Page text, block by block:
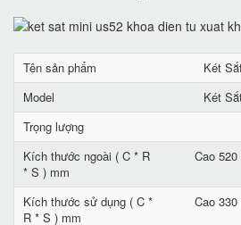
Tên sản phẩm
Két
Model
Két
Trọng lượng
Kích thước ngoài ( C * R
* S ) mm
Cao
Kích thước sử dụng ( C *
R * S ) mm
Cao